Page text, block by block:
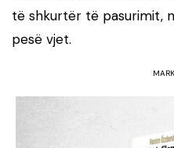
të shkurtër të pasurimit,
pesë vjet.